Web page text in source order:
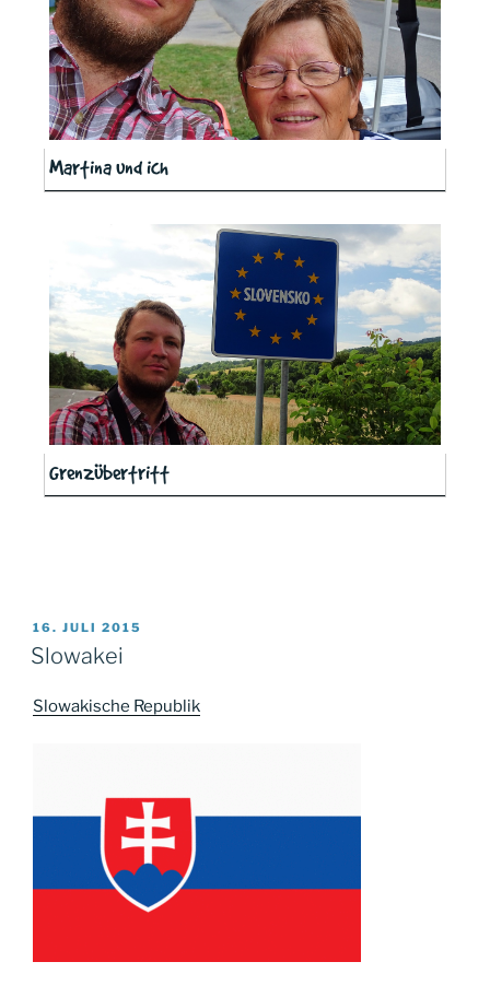
Martina und ich
Grenzübertritt
VERÖFFENTLICHT
AM
16. JULI 2015
Slowakei
Slowakische Republik